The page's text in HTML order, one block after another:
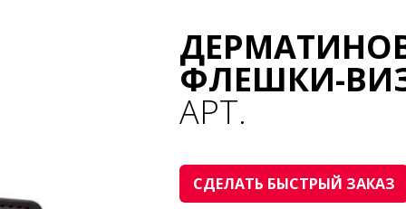
ФЛЕШКИ-
АРТ.
СДЕЛАТЬ БЫСТРЫЙ ЗАКАЗ